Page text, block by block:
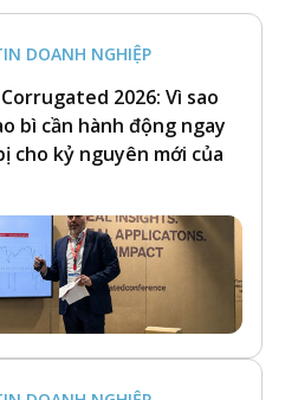
DOANH NGHIỆP
2026: Vì sao
bì cần hành động ngay
cho kỷ nguyên mới của